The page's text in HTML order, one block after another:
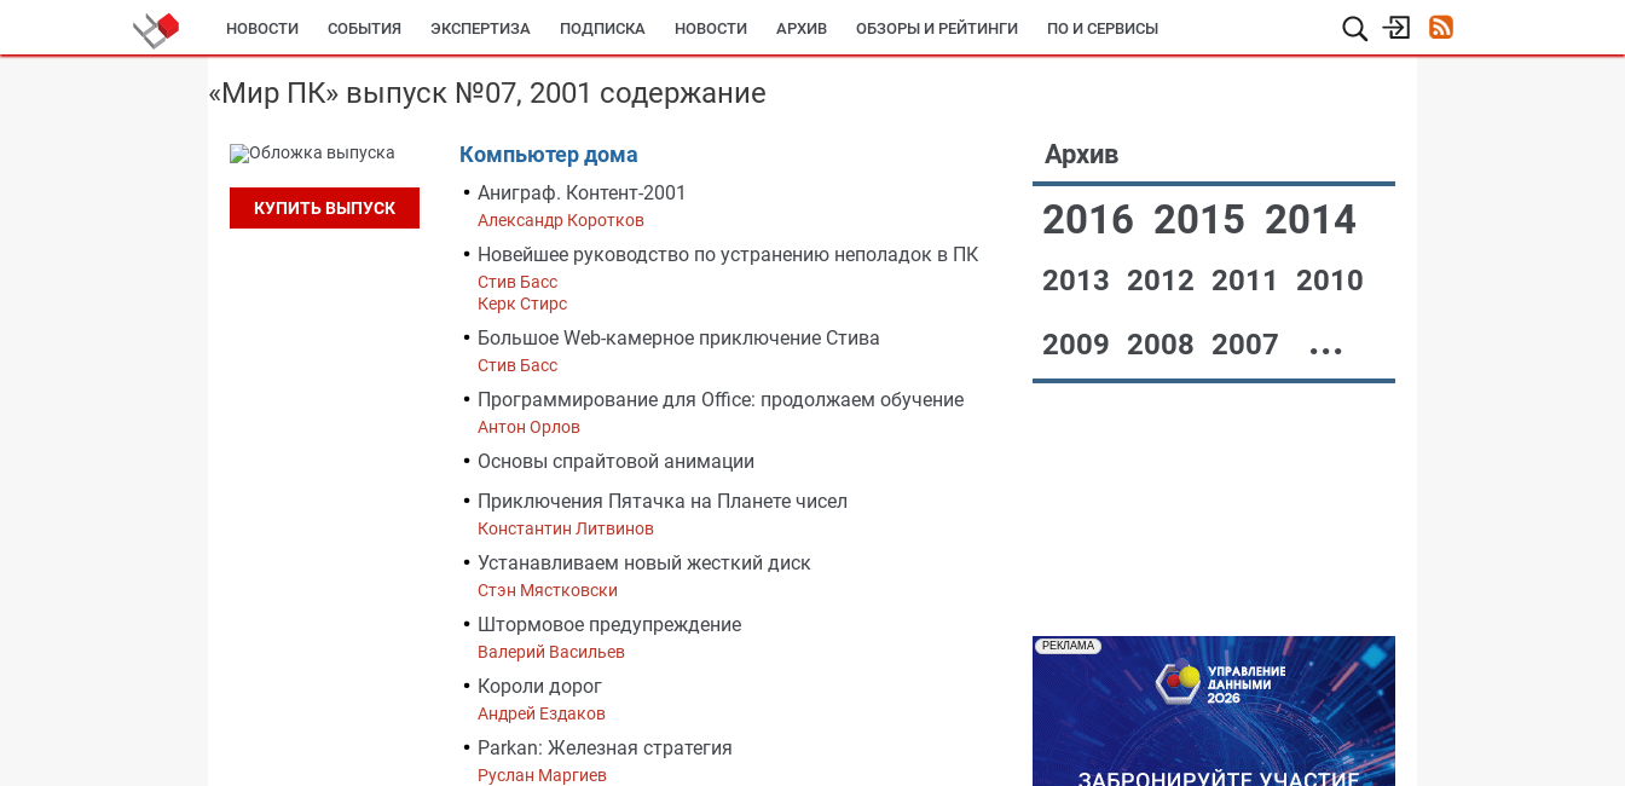
НОВОСТИ СОБЫТИЯ ЭКСПЕРТИЗА ПОДПИСКА НОВОСТИ АРХИВ ОБЗОРЫ И РЕЙТИНГИ ПО И СЕРВИСЫ
«Мир ПК» выпуск №07, 2001 содержание
КУПИТЬ ВЫПУСК
Компьютер дома
Аниграф. Контент-2001
Александр Коротков
Новейшее руководство по устранению неполадок в ПК
Стив Басс
Керк Стирс
Большое Web-камерное приключение Стива
Стив Басс
Программирование для Office: продолжаем обучение
Антон Орлов
Основы спрайтовой анимации
Приключения Пятачка на Планете чисел
Константин Литвинов
Устанавливаем новый жесткий диск
Стэн Мястковски
Штормовое предупреждение
Валерий Васильев
Короли дорог
Андрей Ездаков
Parkan: Железная стратегия
Руслан Маргиев
Архив
2016 2015 2014
2013 2012 2011
2010
2009 2008 2007 ...
РЕКЛАМА